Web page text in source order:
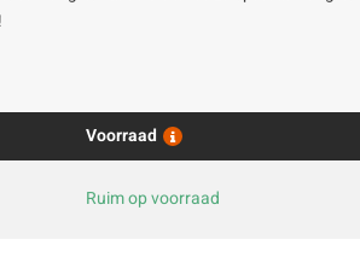
Voorraad
Ruim op voorraad